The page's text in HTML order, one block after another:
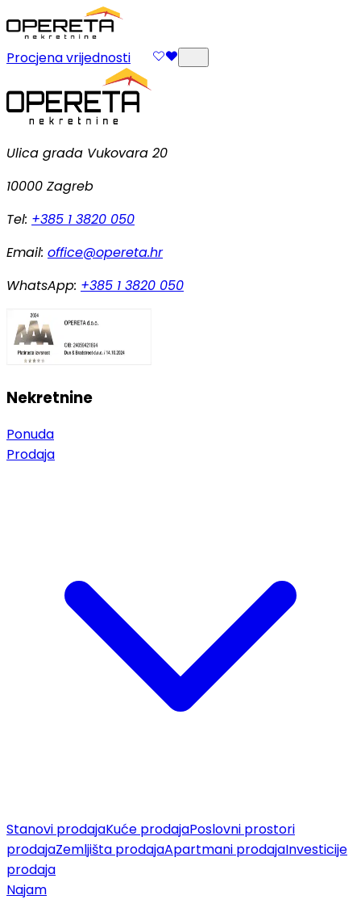
Procjena vrijednosti
Ulica grada Vukovara 20
10000 Zagreb
Tel: +385 1 3820 050
Email: office@opereta.hr
WhatsApp: +385 1 3820 050
Nekretnine
Ponuda
Prodaja
Stanovi prodajaKuće prodajaPoslovni prostori
prodajaZemljišta prodajaApartmani prodajaInvesticije
prodaja
Najam